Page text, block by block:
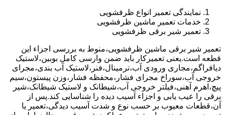
نمایندگی تعمیر انواع ظرفشویی
خدمات تعمیر ماشین ظرفشویی
تعمیر شیر برقی ظرفشویی
تعمیر شیر برقی ماشین ظرفشویی،منوط به بررسی اجزاء این
قطعه است.یعنی تعمیرکار باید ضمن وارسی کامل بوبین،لاستیک
دیافراگم،مجاری ورودی آب،ترمینال،فنر،لاستیک آب بندی،مجرای
خروجی آب،سوراخ مجرای فشار،محفظه فشار،وزن پیستون،سیم
پیچ،اهرم آهنی،فیلتر خروجی آب،شیطانک و لاستیک شیطانک،شیر
برقی را عیب یابی و اجزاء آسیب دیده را شناسایی کند.پس از
آن،قطعات معیوب بر حسب نوع و شدت آسیب دیدگی،تعمیر یا